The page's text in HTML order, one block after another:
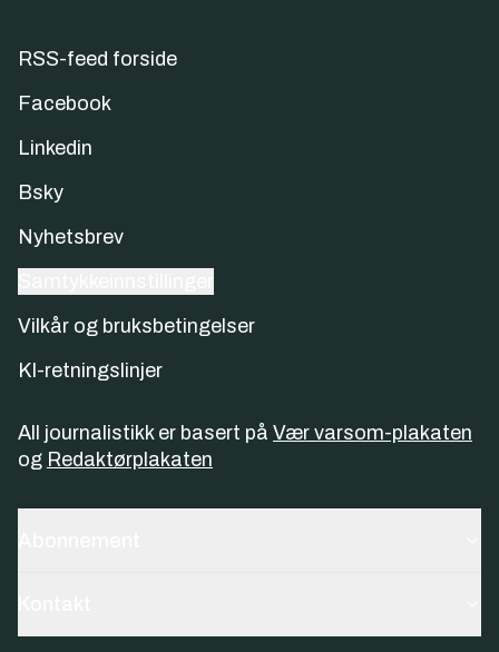
RSS-feed forside
Facebook
Linkedin
Bsky
Nyhetsbrev
Vilkår og bruksbetingelser
KI-retningslinjer
All journalistikk er basert på Vær varsom-plakaten
og Redaktørplakaten